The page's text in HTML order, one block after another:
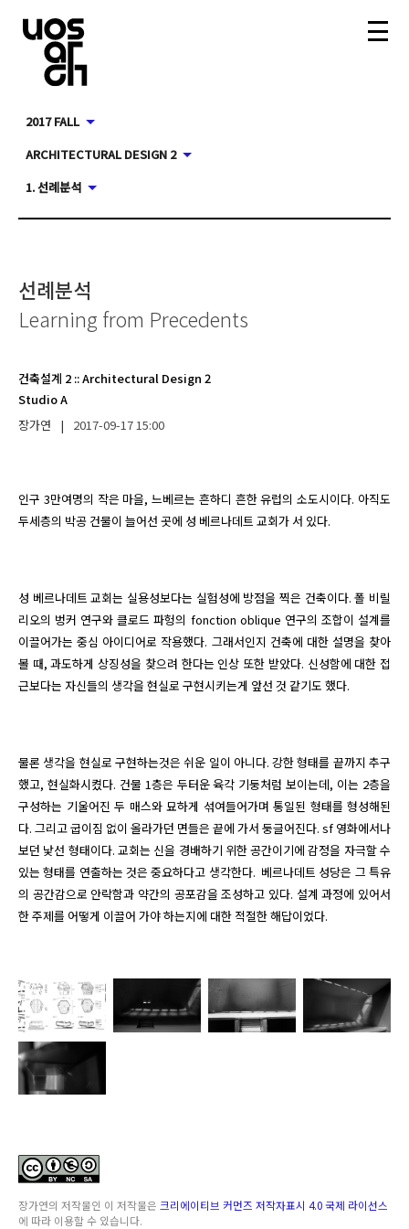
2017 FALL
ARCHITECTURAL DESIGN 2
1. 선례분석
선례분석
Learning from Precedents
건축설계 2 ::Architectural Design 2
Studio A
장가연
| 2017-09-1715:00
인구 3만여명의 작은 마을, 느베르는 흔하디 흔한 유럽의 소도시이다. 아직도
두세층의 박공 건물이 늘어선 곳에 성 베르나데트 교회가 서 있다.
성 베르나데트 교회는 실용성보다는 실험성에 방점을 찍은 건축이다. 폴 비릴
리오의 벙커 연구와 클로드 파헝의 fonction oblique 연구의 조합이 설계를
이끌어가는 중심 아이디어로 작용했다. 그래서인지 건축에 대한 설명을 찾아
볼 때, 과도하게 상징성을 찾으려 한다는 인상 또한 받았다. 신성함에 대한 접
근보다는 자신들의 생각을 현실로 구현시키는게 앞선 것 같기도 했다.
물론 생각을 현실로 구현하는것은 쉬운 일이 아니다. 강한 형태를 끝까지 추구
했고, 현실화시켰다. 건물 1층은 두터운 육각 기둥처럼 보이는데, 이는 2층을
구성하는 기울어진 두 매스와 묘하게 섞여들어가며 통일된 형태를 형성해된
다. 그리고 굽이짐 없이 올라가던 면들은 끝에 가서 둥글어진다. sf 영화에서나
보던 낯선 형태이다. 교회는 신을 경배하기 위한 공간이기에 감정을 자극할 수
있는 형태를 연출하는 것은 중요하다고 생각한다.  베르나데트 성당은 그 특유
의 공간감으로 안락함과 약간의 공포감을 조성하고 있다. 설계 과정에 있어서
한 주제를 어떻게 이끌어 가야 하는지에 대한 적절한 해답이었다.
장가연의 저작물인 이 저작물은 크리에이티브 커먼즈 저작자표시 4.0 국제 라이선스
에 따라 이용할 수 있습니다.